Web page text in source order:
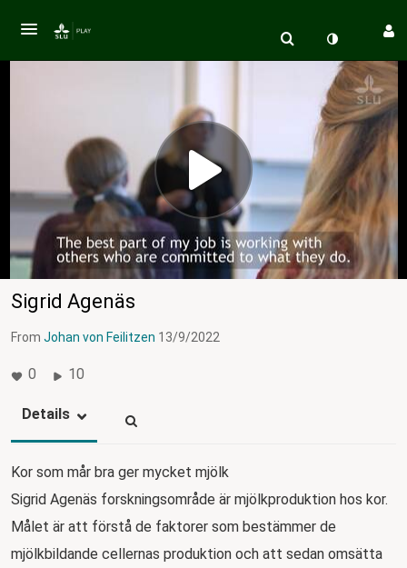
Sigrid Agenäs
From Johan von Feilitzen 13/9/2022
0 10
Details
Kor som mår bra ger mycket mjölk
Sigrid Agenäs forskningsområde är mjölkproduktion hos kor.
Målet är att förstå de faktorer som bestämmer de
mjölkbildande cellernas produktion och att sedan omsätta